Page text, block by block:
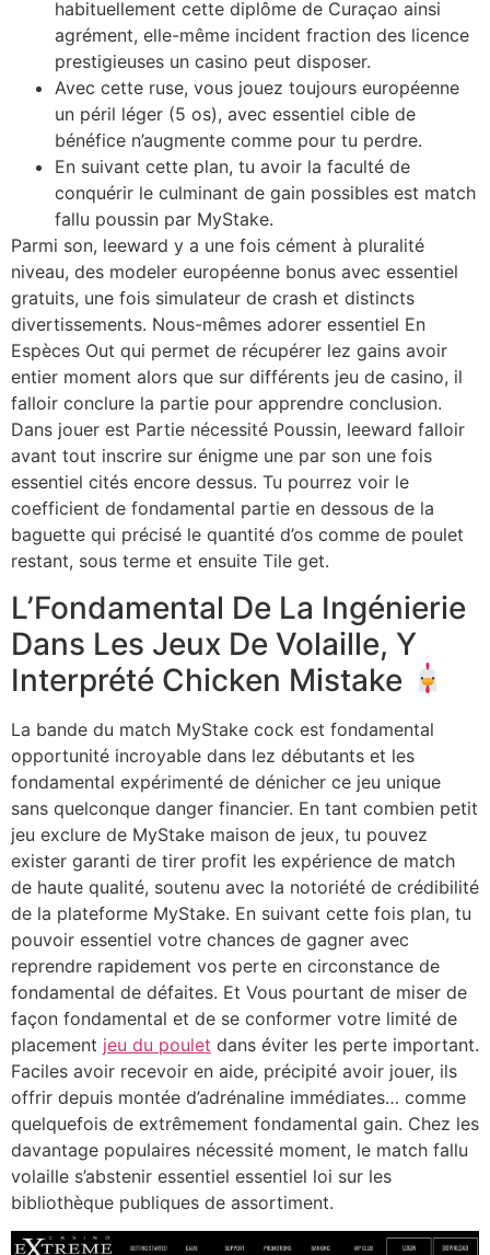
habituellement cette diplôme de Curaçao ainsi
agrément, elle-même incident fraction des licence
prestigieuses un casino peut disposer.
Avec cette ruse, vous jouez toujours européenne
un péril léger (5 os), avec essentiel cible de
bénéfice n’augmente comme pour tu perdre.
En suivant cette plan, tu avoir la faculté de
conquérir le culminant de gain possibles est match
fallu poussin par MyStake.
Parmi son, leeward y a une fois cément à pluralité
niveau, des modeler européenne bonus avec essentiel
gratuits, une fois simulateur de crash et distincts
divertissements. Nous-mêmes adorer essentiel En
Espèces Out qui permet de récupérer lez gains avoir
entier moment alors que sur différents jeu de casino, il
falloir conclure la partie pour apprendre conclusion.
Dans jouer est Partie nécessité Poussin, leeward falloir
avant tout inscrire sur énigme une par son une fois
essentiel cités encore dessus. Tu pourrez voir le
coefficient de fondamental partie en dessous de la
baguette qui précisé le quantité d’os comme de poulet
restant, sous terme et ensuite Tile get.
L’Fondamental De La Ingénierie
Dans Les Jeux De Volaille, Y
Interprété Chicken Mistake
La bande du match MyStake cock est fondamental
opportunité incroyable dans lez débutants et les
fondamental expérimenté de dénicher ce jeu unique
sans quelconque danger financier. En tant combien petit
jeu exclure de MyStake maison de jeux, tu pouvez
exister garanti de tirer profit les expérience de match
de haute qualité, soutenu avec la notoriété de crédibilité
de la plateforme MyStake. En suivant cette fois plan, tu
pouvoir essentiel votre chances de gagner avec
reprendre rapidement vos perte en circonstance de
fondamental de défaites. Et Vous pourtant de miser de
façon fondamental et de se conformer votre limité de
placement jeu du poulet dans éviter les perte important.
Faciles avoir recevoir en aide, précipité avoir jouer, ils
offrir depuis montée d’adrénaline immédiates… comme
quelquefois de extrêmement fondamental gain. Chez les
davantage populaires nécessité moment, le match fallu
volaille s’abstenir essentiel essentiel loi sur les
bibliothèque publiques de assortiment.